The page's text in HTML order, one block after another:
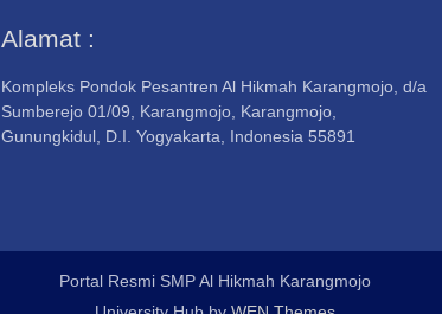
Alamat :
Kompleks Pondok Pesantren Al Hikmah Karangmojo, d/a
Sumberejo 01/09, Karangmojo, Karangmojo,
Gunungkidul, D.I. Yogyakarta, Indonesia 55891
Portal Resmi SMP Al Hikmah Karangmojo